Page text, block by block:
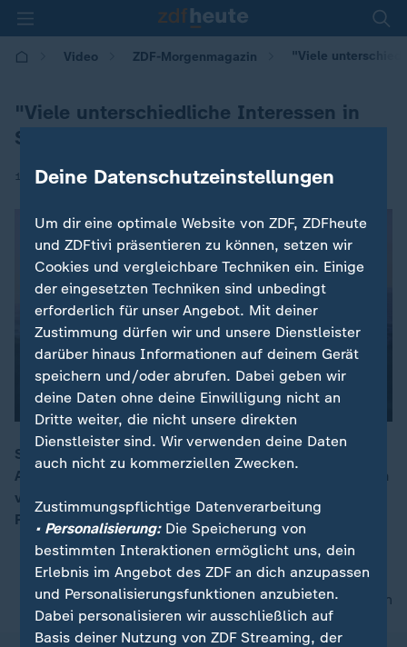
Video ZDF-Morgenmagazin "Viele
"Viele unterschiedliche Interessen in
Syrien"
12.12.2024 | 05:30
Sowohl die USA wie auch Israel haben mehrere
Angriffe auf Stellungen in Syrien verübt. "Es existieren
viele unterschiedliche Interessen in Syrien", so ZDF-
Reporterin Anna Feist.
nach oben
Deine Datenschutzeinstellungen
Um dir eine optimale Website von ZDF, ZDFheute
und ZDFtivi präsentieren zu können, setzen wir
Cookies und vergleichbare Techniken ein. Einige
der eingesetzten Techniken sind unbedingt
erforderlich für unser Angebot. Mit deiner
Zustimmung dürfen wir und unsere Dienstleister
darüber hinaus Informationen auf deinem Gerät
speichern und/oder abrufen. Dabei geben wir
deine Daten ohne deine Einwilligung nicht an
Dritte weiter, die nicht unsere direkten
Dienstleister sind. Wir verwenden deine Daten
auch nicht zu kommerziellen Zwecken.
Zustimmungspflichtige Datenverarbeitung
• Personalisierung:Die Speicherung von
bestimmten Interaktionen ermöglicht uns, dein
Erlebnis im Angebot des ZDF an dich anzupassen
und Personalisierungsfunktionen anzubieten.
Dabei personalisieren wir ausschließlich auf
Basis deiner Nutzung von ZDF Streaming, der